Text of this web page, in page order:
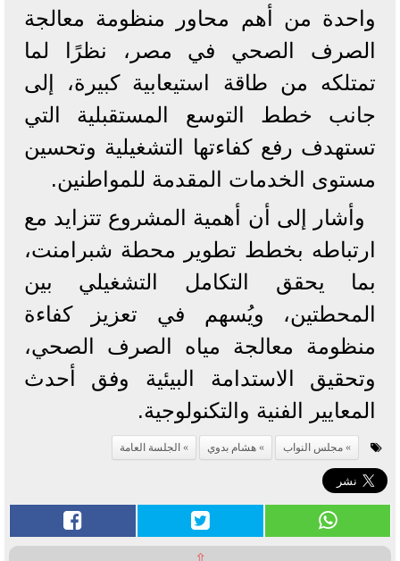
واحدة من أهم محاور منظومة معالجة
الصرف الصحي في مصر، نظرًا لما
تمتلكه من طاقة استيعابية كبيرة، إلى
جانب خطط التوسع المستقبلية التي
تستهدف رفع كفاءتها التشغيلية وتحسين
مستوى الخدمات المقدمة للمواطنين.
وأشار إلى أن أهمية المشروع تتزايد مع
ارتباطه بخطط تطوير محطة شبرامنت،
بما يحقق التكامل التشغيلي بين
المحطتين، ويُسهم في تعزيز كفاءة
منظومة معالجة مياه الصرف الصحي،
وتحقيق الاستدامة البيئية وفق أحدث
المعايير الفنية والتكنولوجية.
مجلس النواب هشام بدوي الجلسة العامة